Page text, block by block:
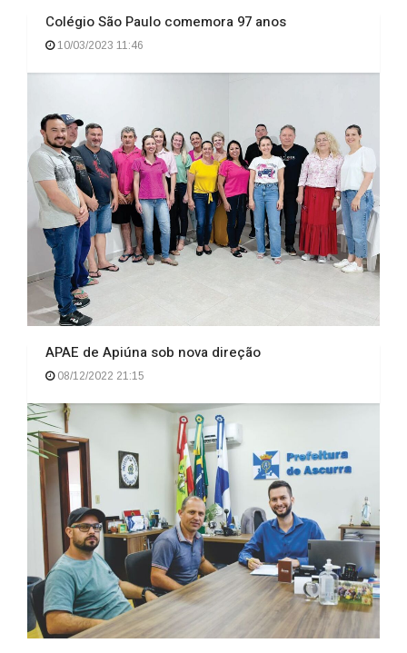
Colégio São Paulo comemora 97 anos
10/03/2023 11:46
APAE de Apiúna sob nova direção
08/12/2022 21:15